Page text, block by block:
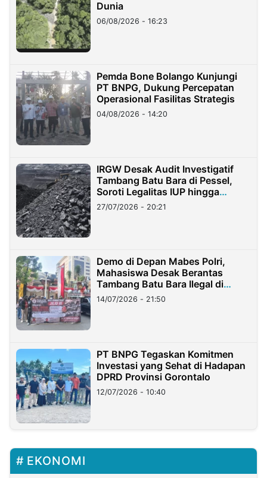
Dunia
06/08/2026 - 16:23
Pemda Bone Bolango Kunjungi
PT BNPG, Dukung Percepatan
Operasional Fasilitas Strategis
04/08/2026 - 14:20
IRGW Desak Audit Investigatif
Tambang Batu Bara di Pessel,
Soroti Legalitas IUP hingga
Stockpile
27/07/2026 - 20:21
Demo di Depan Mabes Polri,
Mahasiswa Desak Berantas
Tambang Batu Bara Ilegal di
Lampung
14/07/2026 - 21:50
PT BNPG Tegaskan Komitmen
Investasi yang Sehat di Hadapan
DPRD Provinsi Gorontalo
12/07/2026 - 10:40
EKONOMI